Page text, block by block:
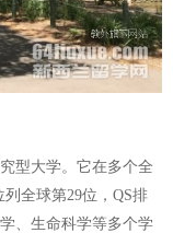
型大学。它在多个全
全球第29位，QS排
、生命科学等多个学